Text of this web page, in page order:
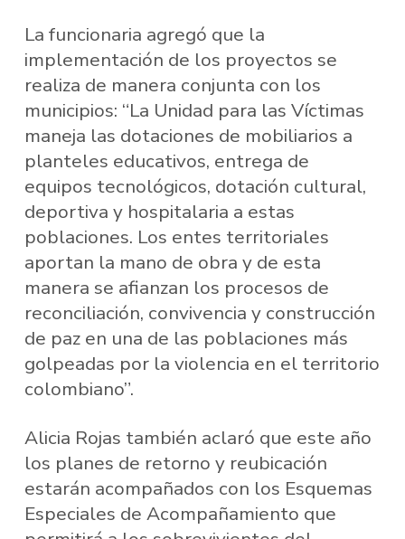
La funcionaria agregó que la
implementación de los proyectos se
realiza de manera conjunta con los
municipios: “La Unidad para las Víctimas
maneja las dotaciones de mobiliarios a
planteles educativos, entrega de
equipos tecnológicos, dotación cultural,
deportiva y hospitalaria a estas
poblaciones. Los entes territoriales
aportan la mano de obra y de esta
manera se afianzan los procesos de
reconciliación, convivencia y construcción
de paz en una de las poblaciones más
golpeadas por la violencia en el territorio
colombiano”.
Alicia Rojas también aclaró que este año
los planes de retorno y reubicación
estarán acompañados con los Esquemas
Especiales de Acompañamiento que